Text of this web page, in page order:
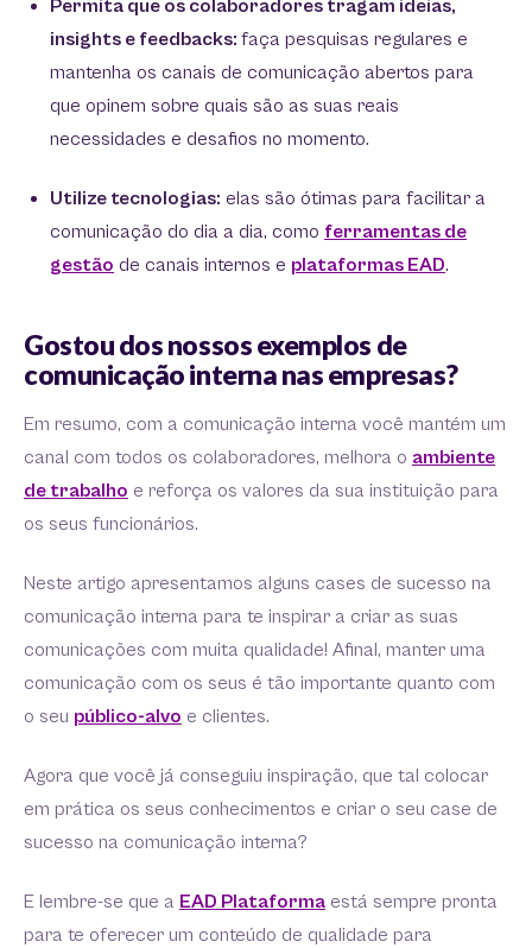
Permita que os colaboradores tragam ideias,
insights e feedbacks: faça pesquisas regulares e
mantenha os canais de comunicação abertos para
que opinem sobre quais são as suas reais
necessidades e desafios no momento.
Utilize tecnologias: elas são ótimas para facilitar a
comunicação do dia a dia, como ferramentas de
gestão de canais internos e plataformas EAD.
Gostou dos nossos exemplos de
comunicação interna nas empresas?
Em resumo, com a comunicação interna você mantém um
canal com todos os colaboradores, melhora o ambiente
de trabalho e reforça os valores da sua instituição para
os seus funcionários.
Neste artigo apresentamos alguns cases de sucesso na
comunicação interna para te inspirar a criar as suas
comunicações com muita qualidade! Afinal, manter uma
comunicação com os seus é tão importante quanto com
o seu público-alvo e clientes.
Agora que você já conseguiu inspiração, que tal colocar
em prática os seus conhecimentos e criar o seu case de
sucesso na comunicação interna?
E lembre-se que a EAD Plataforma está sempre pronta
para te oferecer um conteúdo de qualidade para